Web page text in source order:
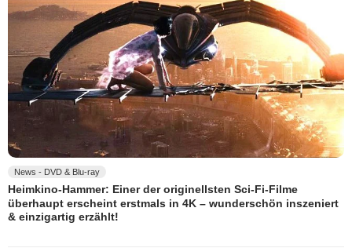
News - DVD & Blu-ray
Heimkino-Hammer: Einer der originellsten Sci-Fi-Filme
überhaupt erscheint erstmals in 4K – wunderschön inszeniert
& einzigartig erzählt!